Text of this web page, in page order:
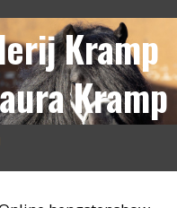
Kramp
Kramp